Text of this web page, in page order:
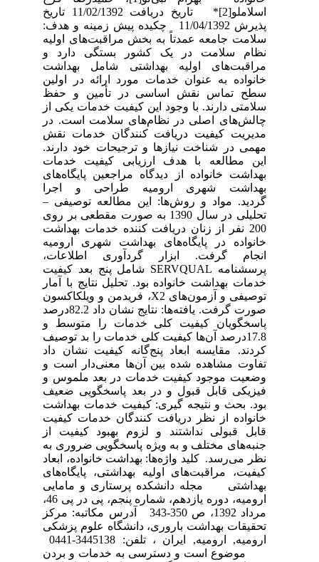
اسلاملو[2]* تاریخ دریافت 11/02/1392 تاریخ
پذیرش 11/04/1392 چکیده پیش زمینه و هدف:
سلامت جامعه عمدتاً به بخش مراقبت‌های اولیه
نظام سلامت در یک کشور بستگی دارد و
مراقبت‌های اولیه بهداشتی شامل بهداشت
خانواده به عنوان خدمات مورد ارائه در اولین
سطح تماس نقش اساسی در تأمین و حفظ
سلامتی دارند. با وجود این کیفیت خدمات یکی از
چالش‌های اصلی در نظام‌های سلامت است. در
مدیریت کیفیت دریافت کنندگان خدمات نقش
مهمی در شناخت نیازها و ترجیحات خود دارند.
این مطالعه با هدف ارزیابی کیفیت خدمات
بهداشت خانواده از دیدگاه مراجعین پایگاه‌های
بهداشت شهری ارومیه طراحی و اجرا
گردید. مواد و روش‌ها: این مطالعه توصیفی –
تحلیلی در سال 1390 به صورت مقطعی بر روی
200 نفر از زنان دریافت کننده خدمات بهداشت
خانواده در پایگاه‌های بهداشت شهری ارومیه
انجام گرفت. ابزار گردآوری اطلاعات،
پرسشنامه SERVQUAL شامل پنج بعد کیفیت
خدمات بهداشت خانواده بود. تحلیل نتایج با آمار
توصیفی و آزمون‌های X2، فریدمن و ویلکاکسون
صورت گرفت. یافته‌ها: نتایج نشان داد 82.2درصد
پاسخگویان کیفیت کلی خدمات را متوسط و
17.8درصد آن‌ها کیفیت کلی خدمات را بد توصیف
کردند. مقایسه ابعاد پنج‌گانه کیفیت نشان داد
تفاوت مشاهده شده بین آن‌ها معنی‌دار است و
وضعیت موجود کیفیت خدمات در بعد ملموس و
فیزیکی قابل قبول و در بعد پاسخگویی ضعیف
بود. بحث و نتیجه گیری: کیفیت خدمات بهداشت
خانواده از نظر دریافت کنندگان خدمات کیفیت
قابل قبولی نداشتند و لزوم بهبود کیفیت از
جنبه‌های مختلف و به ویژه پاسخگویی ضروری به
نظر می‌رسد. کلید واژه‌ها: بهداشت خانواده، ابعاد
کیفیت، مراقبت‌های اولیه بهداشتی، پایگاه‌های
بهداشتی مجله دانشکده پرستاری و مامایی
ارومیه، دوره یازدهم، شماره پنجم، پی در پی 46،
مرداد 1392، ص 350-343 آدرس مکاتبه: مرکز
تحقیقات بهداشت باروری، دانشگاه علوم پزشکی
ارومیه, ارومیه, ایران ، تلفن: 3445138-0441
موضوع است و دسترسی به خدمات و بردن